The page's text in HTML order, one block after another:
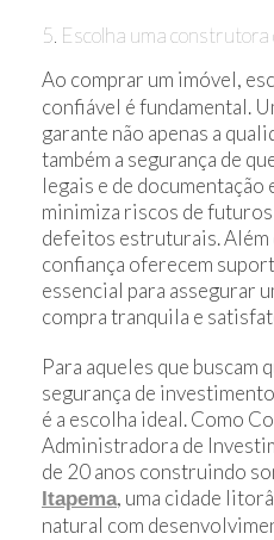
5. Escolha uma construtora
Ao comprar um imóvel,
confiável é fundamental.
garante não apenas a
também a segurança de
legais e de documentação
minimiza riscos de
defeitos estruturais.
confiança oferecem
essencial para assegurar
compra tranquila e
Para aqueles que buscam
segurança de
é a escolha ideal. Como
Administradora de
de 20 anos construindo
Itapema, uma cidade
natural com